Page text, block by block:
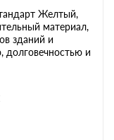
Желтый,
материал,
зданий и
долговечностью и